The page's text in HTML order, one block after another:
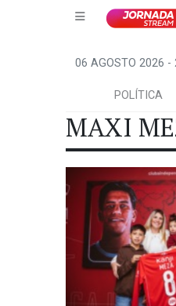
06 AGOSTO 2026 -
POLÍTICA
MAXI